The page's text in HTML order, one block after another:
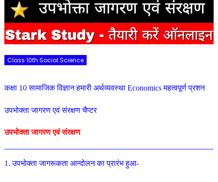
Class 10th Social Science
कक्षा 10 सामाजिक विज्ञान हमारी अर्थव्यवस्था Economics महत्वपूर्ण प्रशन
उपभोक्ता जागरण एवं संरक्षण चैप्टर
उपभोक्ता जागरण एवं संरक्षण
1. उपभोक्ता जागरूकता आन्दोलन का प्रारंभ हुआ-